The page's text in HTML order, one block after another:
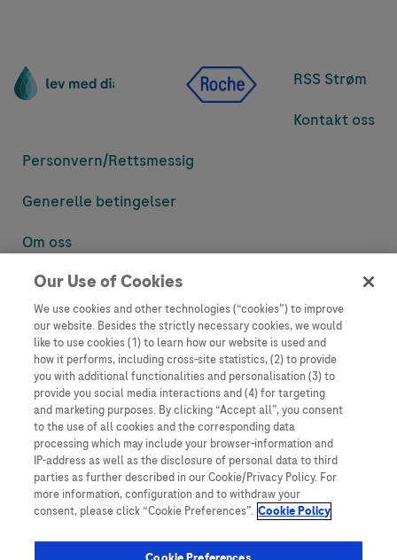
RSS Strøm
Kontakt oss
Personvern/Rettsmessig
Generelle betingelser
Om oss
Denne nettsiden inneholder informasjon som er målsatt til en stor
informasjon som ellers ikke er tilgjengelig eller gyldig i ditt land.
Vennligst vær oppmerksom på at vi ikke tar noe ansvar for tilgang til
informasjon som muligens ikke er i samsvar med noen gyldig juridisk
prosess, regulering, registrering eller bruk i bostedslandet ditt.
Roche har ikke alltid mulighet til å kvalitetssikre andres innlegg, men
vil fjerne villedende eller upassende innlegg så langt det lar seg gjøre.
Vi har ikke ansvar for innhold på eksterne nettsider som det lenkes til.
Kopiering av materiale fra dette nettstedet for bruk annet sted er ikke
tillatt uten avtale. Nettstedet selger plass til annonsører, og slikt
innhold er merket.
Dette nettstedet er ikke beregnet for å rapportere bivirkninger eller
hendelse, se www.accu-chek.no.
Our Use of Cookies
We use cookies and other technologies (“cookies”) to improve
our website. Besides the strictly necessary cookies, we would
like to use cookies (1) to learn how our website is used and
how it performs, including cross-site statistics, (2) to provide
you with additional functionalities and personalisation (3) to
provide you social media interactions and (4) for targeting
and marketing purposes. By clicking “Accept all”, you consent
to the use of all cookies and the corresponding data
processing which may include your browser-information and
IP-address as well as the disclosure of personal data to third
parties as further described in our Cookie/Privacy Policy. For
more information, configuration and to withdraw your
consent, please click “Cookie Preferences”. Cookie Policy